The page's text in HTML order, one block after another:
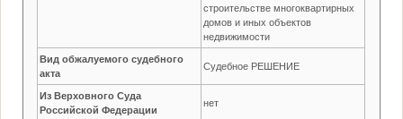
строительстве многоквартирных
домов и иных объектов
недвижимости
Вид обжалуемого судебного
акта
Судебное РЕШЕНИЕ
Из Верховного Суда
Российской Федерации
нет